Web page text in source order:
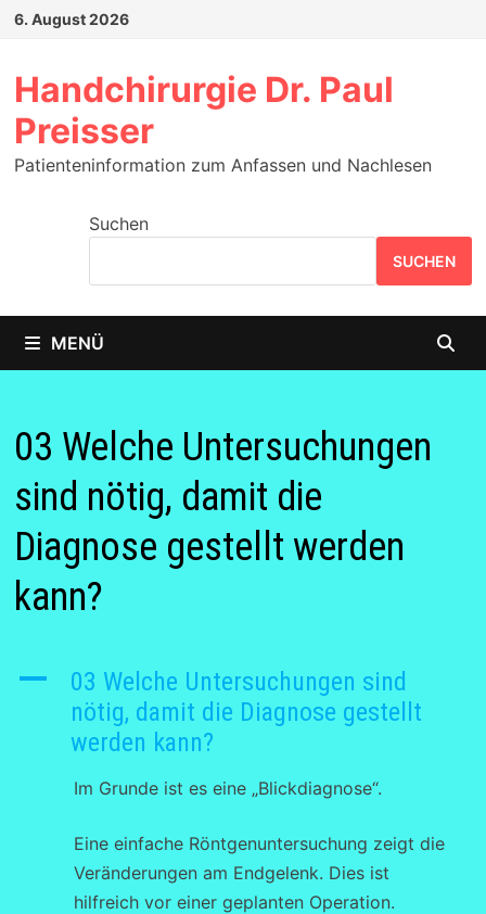
Zum
6. August 2026
Handchirurgie Dr. Paul
Preisser
Patienteninformation zum Anfassen und Nachlesen
Suchen
SUCHEN
MENÜ
03 Welche Untersuchungen
sind nötig, damit die
Diagnose gestellt werden
kann?
A
03 Welche Untersuchungen sind
nötig, damit die Diagnose gestellt
werden kann?
Im Grunde ist es eine „Blickdiagnose“.
Eine einfache Röntgenuntersuchung zeigt die
Veränderungen am Endgelenk. Dies ist
hilfreich vor einer geplanten Operation.